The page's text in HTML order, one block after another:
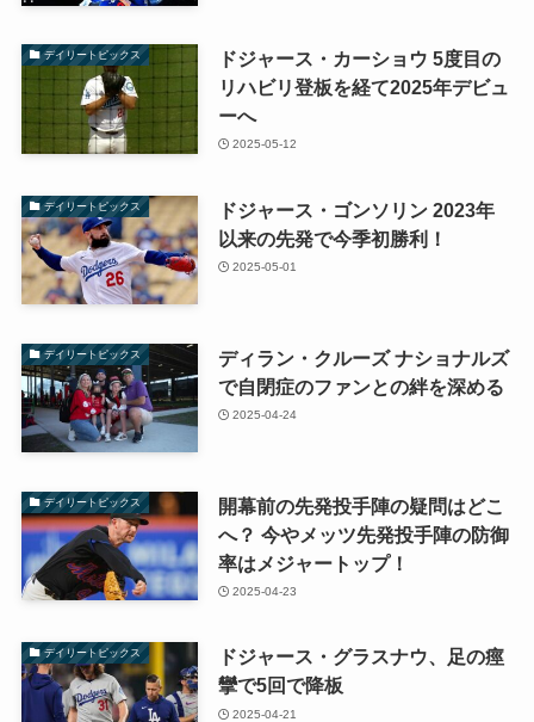
デイリートピックス
ドジャース・カーショウ 5度目の
リハビリ登板を経て2025年デビュ
ーへ
2025-05-12
デイリートピックス
ドジャース・ゴンソリン 2023年
以来の先発で今季初勝利！
2025-05-01
デイリートピックス
ディラン・クルーズ ナショナルズ
で自閉症のファンとの絆を深める
2025-04-24
デイリートピックス
開幕前の先発投手陣の疑問はどこ
へ？ 今やメッツ先発投手陣の防御
率はメジャートップ！
2025-04-23
デイリートピックス
ドジャース・グラスナウ、足の痙
攣で5回で降板
2025-04-21